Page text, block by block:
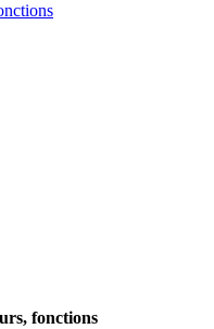
fonctions